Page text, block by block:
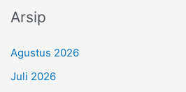
Arsip
Agustus 2026
Juli 2026